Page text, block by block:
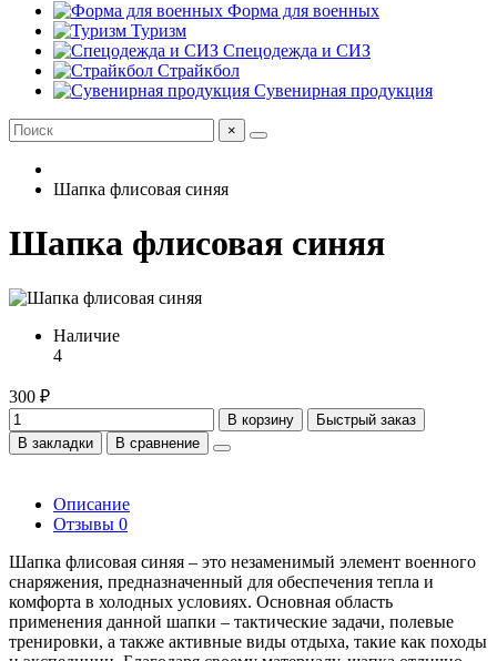
Форма для военных
Туризм
Спецодежда и СИЗ
Страйкбол
Сувенирная продукция
×
Шапка флисовая синяя
Шапка флисовая синяя
Наличие
4
300 ₽
В корзину
Быстрый заказ
В закладки
В сравнение
Описание
Отзывы 0
Шапка флисовая синяя – это незаменимый элемент военного
снаряжения, предназначенный для обеспечения тепла и
комфорта в холодных условиях. Основная область
применения данной шапки – тактические задачи, полевые
тренировки, а также активные виды отдыха, такие как походы